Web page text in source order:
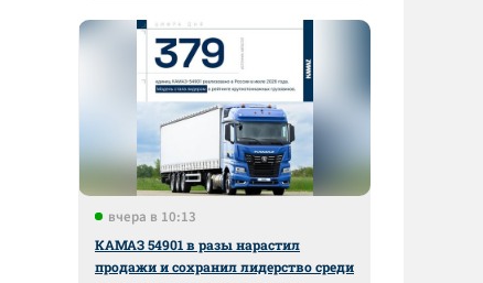
вчера в 10:13
КАМАЗ 54901 в разы нарастил
продажи и сохранил лидерство среди